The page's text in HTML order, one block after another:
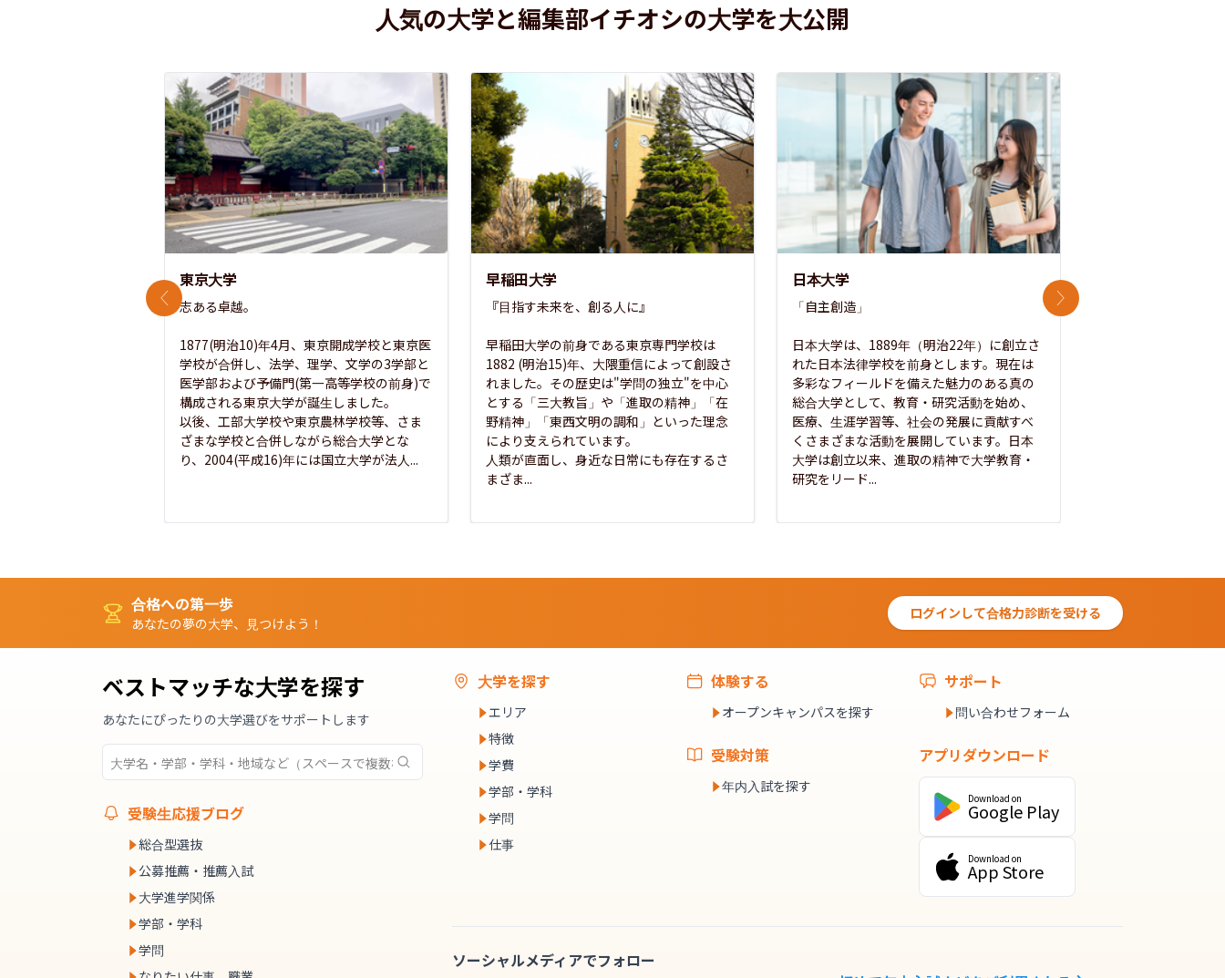
人気の大学と編集部イチオシの大学を大公開
東京大学
志ある卓越。
1877(明治10)年4月、東京開成学校と東京医
学校が合併し、法学、理学、文学の3学部と
医学部および予備門(第一高等学校の前身)で
構成される東京大学が誕生しました。
以後、工部大学校や東京農林学校等、さま
ざまな学校と合併しながら総合大学とな
り、2004(平成16)年には国立大学が法人...
早稲田大学
『目指す未来を、創る人に』
早稲田大学の前身である東京専門学校は
1882 (明治15)年、大隈重信によって創設さ
れました。その歴史は"学問の独立"を中心
とする「三大教旨」や「進取の精神」「在
野精神」「東西文明の調和」といった理念
により支えられています。
人類が直面し、身近な日常にも存在するさ
まざま...
日本大学
「自主創造」
日本大学は、1889年（明治22年）に創立さ
れた日本法律学校を前身とします。現在は
多彩なフィールドを備えた魅力のある真の
総合大学として、教育・研究活動を始め、
医療、生涯学習等、社会の発展に貢献すべ
くさまざまな活動を展開しています。日本
大学は創立以来、進取の精神で大学教育・
研究をリード...
前のスライド 次のスライド
合格への第一歩
あなたの夢の大学、見つけよう！
ログインして合格力診断を受ける
ベストマッチな大学を探す
あなたにぴったりの大学選びをサポートします
受験生応援ブログ
総合型選抜
公募推薦・推薦入試
大学進学関係
学部・学科
学問
大学を探す
エリア
特徴
学費
学部・学科
学問
仕事
体験する
オープンキャンパスを探す
受験対策
年内入試を探す
サポート
問い合わせフォーム
アプリダウンロード
Download on
Google Play
Download on
App Store
ソーシャルメディアでフォロー